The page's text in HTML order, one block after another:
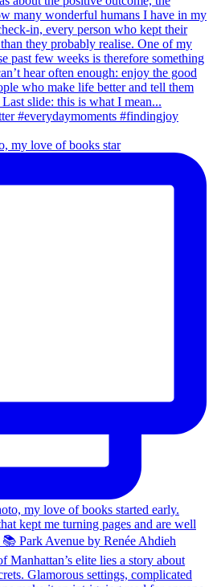
my love of books star